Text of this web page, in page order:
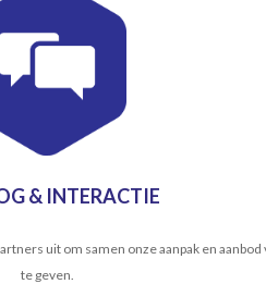
& INTERACTIE
uit om samen onze aanpak en aanbod
te geven.